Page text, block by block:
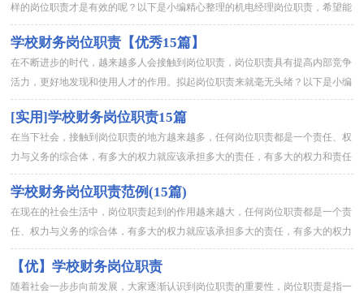
样的岗位职责才是有效的呢？以下是小编精心整理的机电经理岗位职责，希望能
够帮助到大家。机电经理岗位职责11、严格遵守公司和项目经理部...
学校财务岗位职责【优秀15篇】
在不断进步的时代，越来越多人会接触到岗位职责，岗位职责具有提高内部竞争
活力，更好地发现和使用人才的作用。拟起岗位职责来就毫无头绪？以下是小编
为大家收集的学校财务岗位职责，欢迎阅读与收藏。学校财务岗位职...
[实用]学校财务岗位职责15篇
在当下社会，接触到岗位职责的地方越来越多，任何岗位职责都是一个责任、权
力与义务的综合体，有多大的权力就应该承担多大的责任，有多大的权力和责任
应该尽多大的义务，任何割裂开来的做法都会发生问题。那么你真正...
学校财务岗位职责范例(15篇)
在现在的社会生活中，岗位职责起到的作用越来越大，任何岗位职责都是一个责
任、权力与义务的综合体，有多大的权力就应该承担多大的责任，有多大的权力
和责任应该尽多大的义务，任何割裂开来的做法都会发生问题。那么...
【优】学校财务岗位职责
随着社会一步步向前发展，大家逐渐认识到岗位职责的重要性，岗位职责是指一